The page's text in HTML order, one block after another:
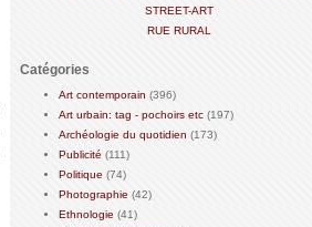
STREET-ART
RUE RURAL
Catégories
Art contemporain (396)
Art urbain: tag - pochoirs etc (197)
Archéologie du quotidien (173)
Publicité (111)
Politique (74)
Photographie (42)
Ethnologie (41)